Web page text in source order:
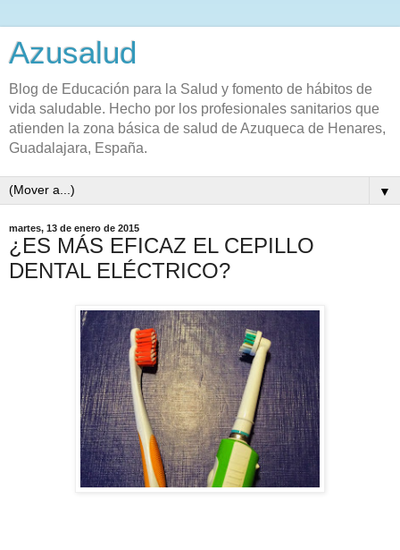
Azusalud
Blog de Educación para la Salud y fomento de hábitos de
vida saludable. Hecho por los profesionales sanitarios que
atienden la zona básica de salud de Azuqueca de Henares,
Guadalajara, España.
▼
martes, 13 de enero de 2015
¿ES MÁS EFICAZ EL CEPILLO
DENTAL ELÉCTRICO?